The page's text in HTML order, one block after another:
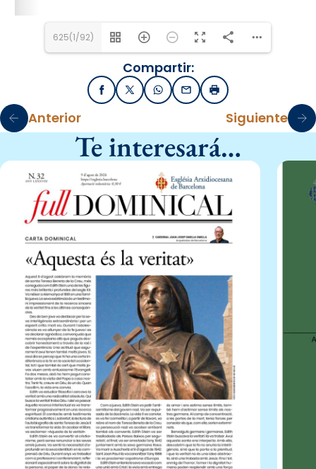
625(1/92)
Compartir:
FacebookX / TwitterWhatsApp
EmailImprimir
Anterior Siguiente
Te interesará…